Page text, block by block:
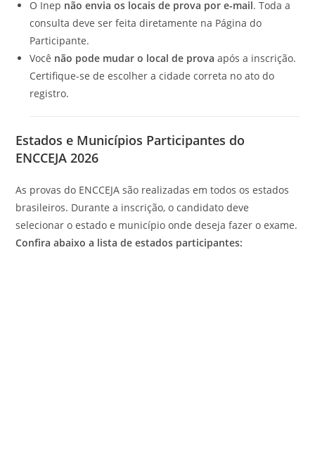
O Inep não envia os locais de prova por e-mail. Toda a
consulta deve ser feita diretamente na Página do
Participante.
Você não pode mudar o local de prova após a inscrição.
Certifique-se de escolher a cidade correta no ato do
registro.
Estados e Municípios Participantes do
ENCCEJA 2026
As provas do ENCCEJA são realizadas em todos os estados
brasileiros. Durante a inscrição, o candidato deve
selecionar o estado e município onde deseja fazer o exame.
Confira abaixo a lista de estados participantes: